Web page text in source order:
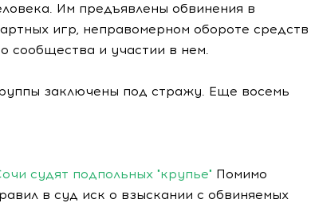
Им предъявлены обвинения в
игр, неправомерном обороте средств
сообщества и участии в нем.
заключены под стражу. Еще восемь
судят подпольных "крупье" Помимо
в суд иск о взыскании с обвиняемых